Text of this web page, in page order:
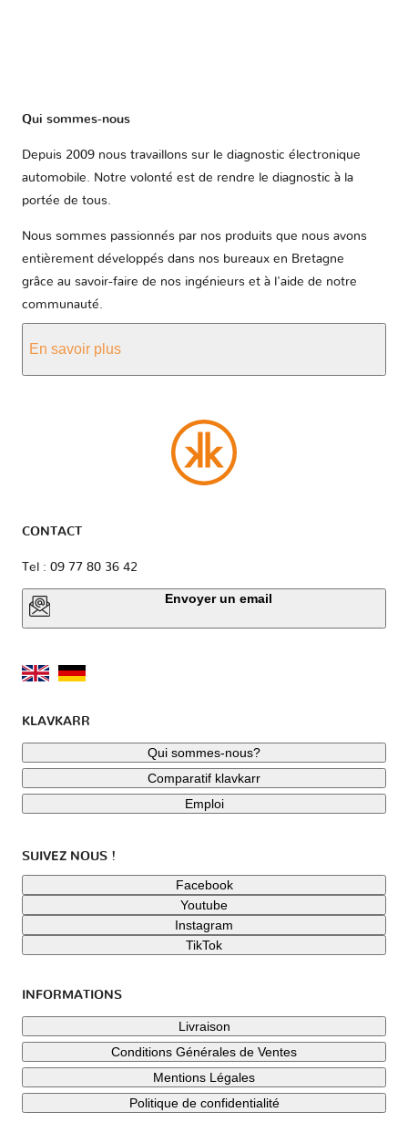
Qui sommes-nous
Depuis 2009 nous travaillons sur le diagnostic électronique
automobile. Notre volonté est de rendre le diagnostic à la
portée de tous.
Nous sommes passionnés par nos produits que nous avons
entièrement développés dans nos bureaux en Bretagne
grâce au savoir-faire de nos ingénieurs et à l'aide de notre
communauté.
En savoir plus
CONTACT
Tel : 09 77 80 36 42
Envoyer un email
KLAVKARR
Qui sommes-nous?
Comparatif klavkarr
Emploi
SUIVEZ NOUS !
Facebook
Youtube
Instagram
TikTok
INFORMATIONS
Livraison
Conditions Générales de Ventes
Mentions Légales
Politique de confidentialité